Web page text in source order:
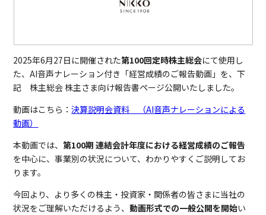
2025年6月27日に開催された第100回定時株主総会にて使用し
た、AI音声ナレーション付き「経営成績のご報告動画」を、下
記 株主総会 株主さま向け報告書ページ公開いたしました。
動画はこちら：決算説明会資料 （AI音声ナレーションによる
動画）
本動画では、第100期 連結会計年度における経営成績のご報告
を中心に、事業別の状況について、わかりやすくご説明してお
ります。
今回より、より多くの株主・投資家・関係者の皆さまに当社の
状況をご理解いただけるよう、動画形式での一般公開を開始い